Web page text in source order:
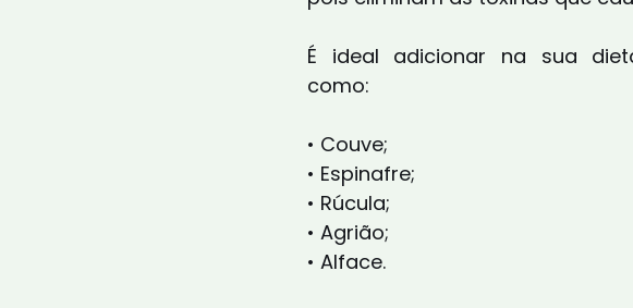
É ideal adicionar na sua
como:
• Couve;
• Espinafre;
• Rúcula;
• Agrião;
• Alface.